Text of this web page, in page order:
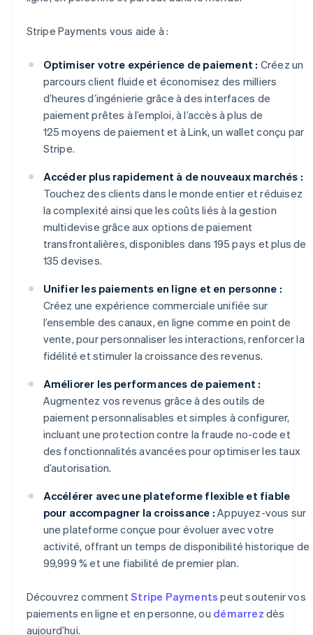
Stripe Payments vous aide à :
Optimiser votre expérience de paiement : Créez un
parcours client fluide et économisez des milliers
d’heures d’ingénierie grâce à des interfaces de
paiement prêtes à l’emploi, à l’accès à plus de
125 moyens de paiement et à Link, un wallet conçu par
Stripe.
Accéder plus rapidement à de nouveaux marchés :
Touchez des clients dans le monde entier et réduisez
la complexité ainsi que les coûts liés à la gestion
multidevise grâce aux options de paiement
transfrontalières, disponibles dans 195 pays et plus de
135 devises.
Unifier les paiements en ligne et en personne :
Créez une expérience commerciale unifiée sur
l’ensemble des canaux, en ligne comme en point de
vente, pour personnaliser les interactions, renforcer la
fidélité et stimuler la croissance des revenus.
Améliorer les performances de paiement :
Augmentez vos revenus grâce à des outils de
paiement personnalisables et simples à configurer,
incluant une protection contre la fraude no-code et
des fonctionnalités avancées pour optimiser les taux
d’autorisation.
Accélérer avec une plateforme flexible et fiable
pour accompagner la croissance : Appuyez-vous sur
une plateforme conçue pour évoluer avec votre
activité, offrant un temps de disponibilité historique de
99,999 % et une fiabilité de premier plan.
Découvrez commentStripe Payments peut soutenir vos
paiements en ligne et en personne, ou démarrez dès
aujourd’hui.